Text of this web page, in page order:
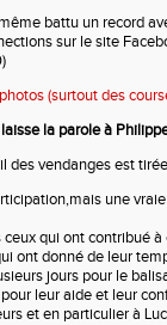
battu un record
sur le site
(surtout des
la parole à
des vendanges est
une
qui ont contribué
ont donné de leur
jours pour le
leur aide et leur
et en particulier à